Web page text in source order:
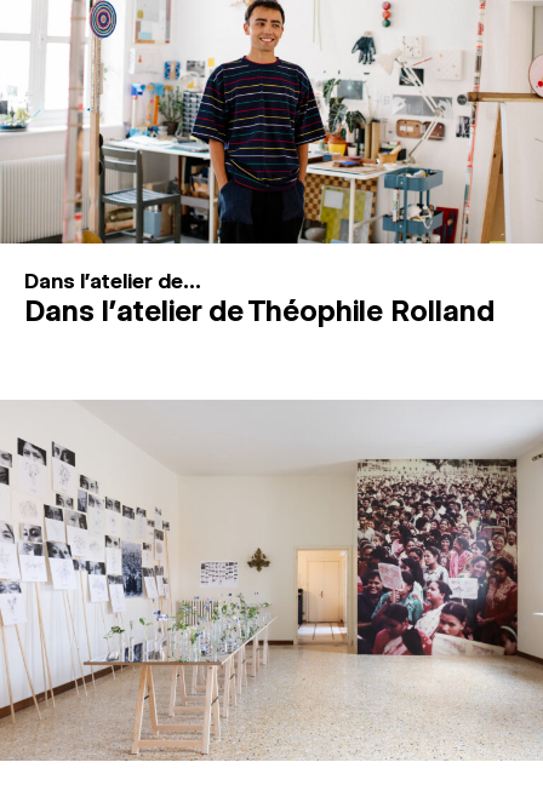
ESPACES DE PRATIQUE ARTISTIQUE ↓
Recherche
Connexion
Dans l'atelier de...
Dans l’atelier de Théophile Rolland